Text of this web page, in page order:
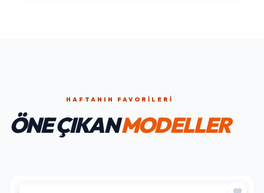
HAFTANIN FAVORILERI
ÖNE ÇIKANMODELLER